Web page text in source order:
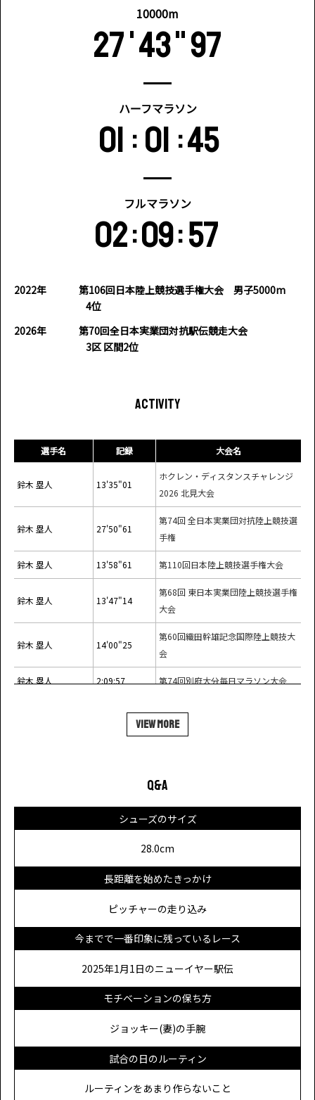
10000m
27'43"97
ハーフマラソン
01 : 01 :45
フルマラソン
02:09:57
2022年
第106回日本陸上競技選手権大会 男子5000m
4位
2026年
第70回全日本実業団対抗駅伝競走大会
3区 区間2位
ACTIVITY
選手名 記録 大会名
鈴木 塁人 13'35"01
ホクレン・ディスタンスチャレンジ
2026 北見大会
鈴木 塁人 27'50"61
第74回 全日本実業団対抗陸上競技選
手権
鈴木 塁人 13'58"61 第110回日本陸上競技選手権大会
鈴木 塁人 13'47"14
第68回 東日本実業団陸上競技選手権
大会
鈴木 塁人 14'00"25
第60回織田幹雄記念国際陸上競技大
会
鈴木 塁人 2:09:57 第74回別府大分毎日マラソン大会
13'46"48 第16回絆記録挑戦会
2025 北見大会
鈴木 塁人 14'12"81 第109回日本陸上競技選手権大会
第59回 織田幹雄記念国際陸上競技大
会
14'36" ADIZERO 5K OFFICIAL RACE
鈴木 塁人 DNS 第73回別府大分毎日マラソン大会
1:15:35
2025 （第25回ハイテクハーフマラ
ソン）
VIEW MORE
Q&A
シューズのサイズ
28.0cm
長距離を始めたきっかけ
ピッチャーの走り込み
今までで一番印象に残っているレース
2025年1月1日のニューイヤー駅伝
モチベーションの保ち方
ジョッキー(妻)の手腕
試合の日のルーティン
ルーティンをあまり作らないこと